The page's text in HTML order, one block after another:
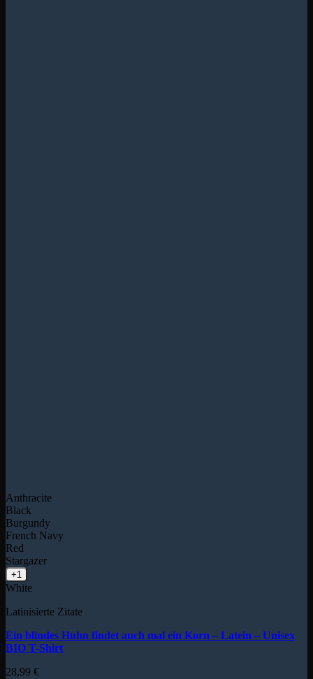
Anthracite
Black
Burgundy
French Navy
Red
Stargazer
+1
White
Latinisierte Zitate
Ein blindes Huhn findet auch mal ein Korn – Latein – Unisex
BIO T-Shirt
28,99 €